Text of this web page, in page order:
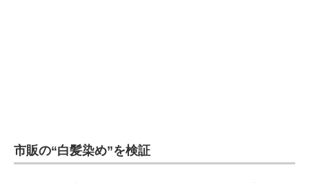
市販の“白髪染め”を検証